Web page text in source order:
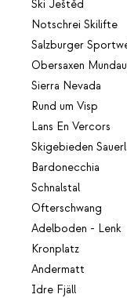
Ski Ještěd
Notschrei Skilifte
Salzburger
Obersaxen
Sierra Nevada
Rund um Visp
Lans En Vercors
Skigebieden
Bardonecchia
Schnalstal
Ofterschwang
Adelboden - Lenk
Kronplatz
Andermatt
Idre Fjäll